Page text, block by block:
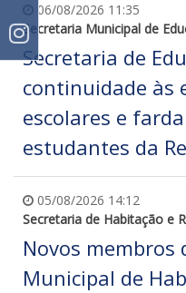
06/08/2026 11:35
Secretaria Municipal de
Secretaria de
continuidade às
escolares e
estudantes da
05/08/2026 14:12
Secretaria de Habitação e
Novos membros
Municipal de